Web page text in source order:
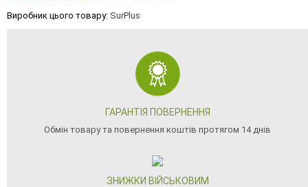
Виробник цього товару: SurPlus
ГАРАНТІЯ ПОВЕРНЕННЯ
Обмін товару та повернення коштів протягом 14 днів
ЗНИЖКИ ВІЙСЬКОВИМ